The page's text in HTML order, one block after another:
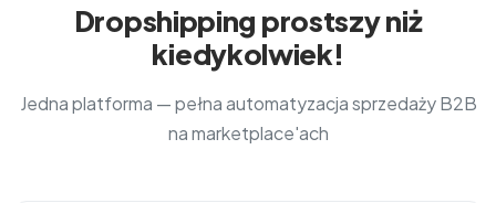
Dropshipping prostszy niż
kiedykolwiek!
Jedna platforma — pełna automatyzacja sprzedaży B2B
na marketplace'ach